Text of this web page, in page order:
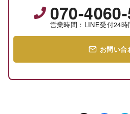
070-
営業時間：LINE受付24
お問い合